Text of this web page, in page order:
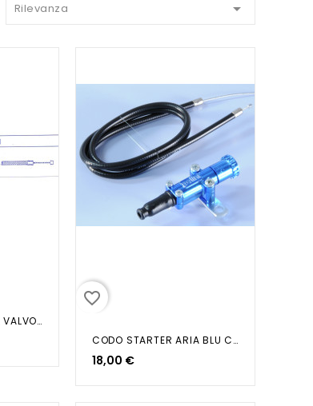
Rilevanza 
TRASMISSIONE ALZA VALVOLA SI...
favorite_border
CODO STARTER ARIA BLU COMPLETO...
18,00 €